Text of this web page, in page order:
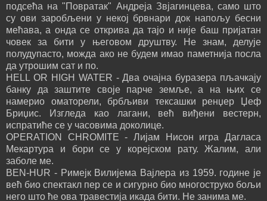
подсећа на "Повратак" Андреја Звјагинцева, само што
су ови заробљени у некој брвнари док напољу бесни
мећава, а онда се открива да тајо и није баш пријатан
човек за бити у његовом друштву. Не знам, делује
полудупасто, можда ако не будем имао паметнија посла
да утрошим сат и по.
HELL OR HIGH WATER - Два очајна буразера пљачкају
банку да заштите своје парче земље, а на њих се
намерио оматорели, брбљиви тексашки ренџер Џеф
Бриџис. Изгледа као лагани, већ виђени вестерн,
испратиће се у часовима доколице.
OPERATION CHROMITE - Лијам Нисон игра Дагласа
Мекартура и бори се у корејском рату. Жалим, али
заболе ме.
BEN-HUR - Римејк Вилијема Вајлера из 1959. године је
већ био спектакл пер се и сигурно био многоструко бољи
него што ће ова травестија икада бити. Не занима ме.